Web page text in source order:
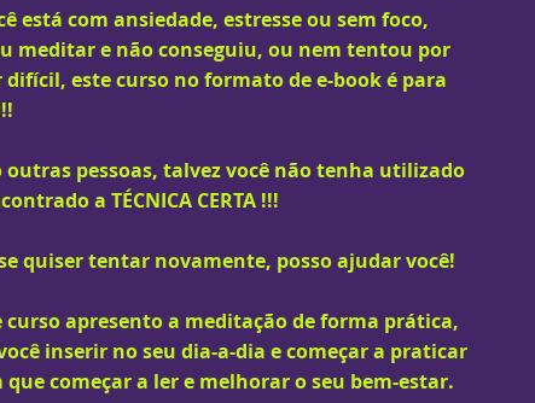
está com ansiedade, estresse ou sem foco,
meditar e não conseguiu, ou nem tentou por
difícil, este curso no formato de e-book é para
outras pessoas, talvez você não tenha utilizado
a TÉCNICA CERTA !!!
quiser tentar novamente, posso ajudar você!
curso apresento a meditação de forma prática,
inserir no seu dia-a-dia e começar a praticar
que começar a lere melhorar o seu bem-estar.